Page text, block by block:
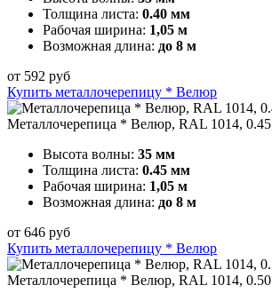
Толщина листа: 0.40 мм
Рабочая ширина: 1,05 м
Возможная длина: до 8 м
от 592 руб
Купить металлочерепицу * Велюр
Металлочерепица * Велюр, RAL 1014, 0.45
Высота волны: 35 мм
Толщина листа: 0.45 мм
Рабочая ширина: 1,05 м
Возможная длина: до 8 м
от 646 руб
Купить металлочерепицу * Велюр
Металлочерепица * Велюр, RAL 1014, 0.50